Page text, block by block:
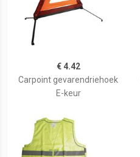
€ 4.42
Carpoint gevarendriehoek
E-keur